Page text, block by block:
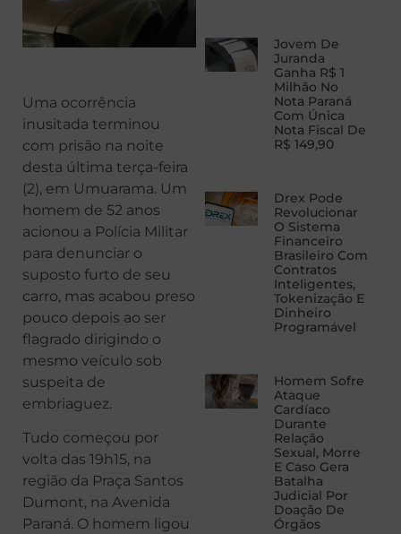
Uma ocorrência
inusitada terminou
com prisão na noite
desta última terça-feira
(2), em Umuarama. Um
homem de 52 anos
acionou a Polícia Militar
para denunciar o
suposto furto de seu
carro, mas acabou preso
pouco depois ao ser
flagrado dirigindo o
mesmo veículo sob
suspeita de
embriaguez.
Tudo começou por
volta das 19h15, na
região da Praça Santos
Dumont, na Avenida
Paraná. O homem ligou
Jovem De
Juranda
Ganha R$ 1
Milhão No
Nota Paraná
Com Única
Nota Fiscal De
R$ 149,90
Drex Pode
Revolucionar
O Sistema
Financeiro
Brasileiro Com
Contratos
Inteligentes,
Tokenização E
Dinheiro
Programável
Homem Sofre
Ataque
Cardíaco
Durante
Relação
Sexual, Morre
E Caso Gera
Batalha
Judicial Por
Doação De
Órgãos